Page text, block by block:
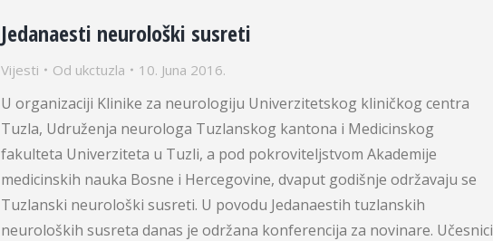
Jedanaesti neurološki susreti
Vijesti Od ukctuzla 10. Juna 2016.
U organizaciji Klinike za neurologiju Univerzitetskog kliničkog centra
Tuzla, Udruženja neurologa Tuzlanskog kantona i Medicinskog
fakulteta Univerziteta u Tuzli, a pod pokroviteljstvom Akademije
medicinskih nauka Bosne i Hercegovine, dvaput godišnje održavaju se
Tuzlanski neurološki susreti. U povodu Jedanaestih tuzlanskih
neuroloških susreta danas je održana konferencija za novinare. Učesnici